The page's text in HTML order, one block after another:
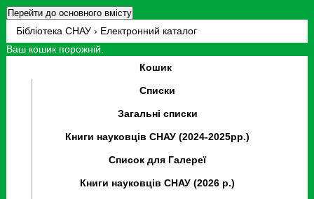
Перейти до основного вмісту
Бібліотека СНАУ › Електронний каталог
Ваш кошик порожній.
Кошик
Списки
Загальні списки
Книги науковців СНАУ (2024-2025рр.)
Список для Галереї
Книги науковців СНАУ (2026 р.)